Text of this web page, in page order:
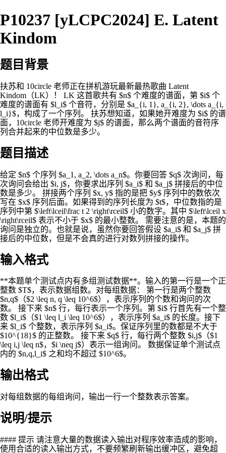
P10237 [yLCPC2024] E. Latent
Kindom
题目背景
扶苏和 10circle 老师正在拼机游玩最新最热歌曲 Latent
Kindom（LK）！ LK 这首歌共有 $n$ 个难度的谱面，第 $i$ 个
难度的谱面有 $l_i$ 个音符，分别是 $a_{i, 1}, a_{i, 2}, \dots a_{i,
l_i}$，构成了一个序列。 扶苏想知道，如果她开难度为 $i$ 的谱
面，10circle 老师开难度为 $j$ 的谱面，那么两个谱面的音符序
列合并起来的中位数是多少。
题目描述
给定 $n$ 个序列 $a_1, a_2, \dots a_n$。你要回答 $q$ 次询问，每
次询问会给出 $i, j$，你要求出序列 $a_i$ 和 $a_j$ 拼接后的中位
数是多少。 拼接两个序列 $x, y$ 指的是把 $y$ 序列中的数依次
写在 $x$ 序列后面。如果得到的序列长度为 $t$，中位数指的是
序列中第 $\left\lceil\frac t 2 \right\rceil$ 小的数字。其中 $\left\lceil x
\right\rceil$ 表示不小于 $x$ 的最小整数。 需要注意的是，本题的
询问是独立的。也就是说，虽然你要回答假设 $a_i$ 和 $a_j$ 拼
接后的中位数，但是不会真的进行对数列拼接的操作。
输入格式
**本题单个测试点内有多组测试数据**。输入的第一行是一个正
整数 $T$，表示数据组数。对每组数据： 第一行是两个整数
$n,q$（$2 \leq n, q \leq 10^6$），表示序列的个数和询问的次
数。 接下来 $n$ 行，每行表示一个序列。第 $i$ 行首先有一个整
数 $l_i$（$1 \leq l_i \leq 10^6$），表示序列 $a_i$ 的长度。接下
来 $l_i$ 个整数，表示序列 $a_i$。保证序列里的数都是不大于
$10^{18}$ 的正整数。 接下来 $q$ 行，每行两个整数 $i,j$（$1
\leq i,j \leq n$，$i \neq j$）表示一组询问。 数据保证单个测试点
内的 $n,q,l_i$ 之和均不超过 $10^6$。
输出格式
对每组数据的每组询问，输出一行一个整数表示答案。
说明/提示
#### 提示 请注意大量的数据读入输出对程序效率造成的影响，
使用合适的读入输出方式，不要频繁刷新输出缓冲区，避免超